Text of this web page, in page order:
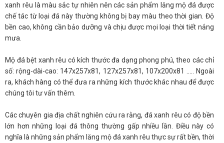
xanh rêu là màu sắc tự nhiên nên các sản phẩm lăng mộ đá được
chế tác từ loại đá này thường không bị bay màu theo thời gian. Độ
bền cao, không cần bảo dưỡng và chịu được mọi loại thời tiết nắng
mưa.
Mộ đá bệt xanh rêu có kích thước đa dạng phong phú, theo các chỉ
số: rộng-dài-cao: 147x257x81, 127x257x81, 107x200x81 ..... Ngoài
ra, khách hàng có thể đưa ra những kích thước khác nhau để được
chúng tôi tư vấn thêm.
Các chuyên gia địa chất nghiên cứu ra rằng, đá xanh rêu có độ bền
lớn hơn những loại đá thông thường gấp nhiều lần. Điều này có
nghĩa là những sản phẩm lăng mộ đá xanh rêu thực sự rất bền, thời